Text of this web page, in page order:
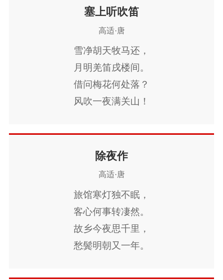
未尝一日辞家贫。
弹棋击筑白日晚，
纵酒高歌杨柳春。
欢娱未尽分散去，
使我惆怅惊心神。
丈夫不作儿女别，
圣代即今多雨露，
暂时分手莫踌躇。
塞上听吹笛
高适·唐
雪净胡天牧马还，
月明羌笛戌楼间。
借问梅花何处落？
风吹一夜满关山！
除夜作
高适·唐
旅馆寒灯独不眠，
客心何事转凄然。
故乡今夜思千里，
愁鬓明朝又一年。